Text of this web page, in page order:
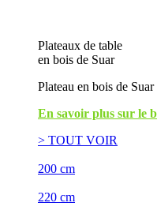
Plateaux de table
en bois de Suar
Plateau en bois de
En savoir plus sur le
> TOUT VOIR
200 cm
220 cm